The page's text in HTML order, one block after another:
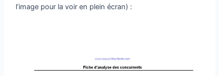
l’image pour la voir en plein écran) :